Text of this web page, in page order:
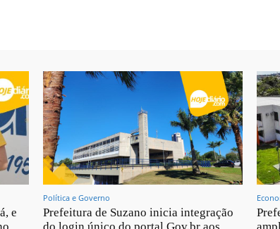
e
Política e Governo
Prefeitura de Suzano inicia integração